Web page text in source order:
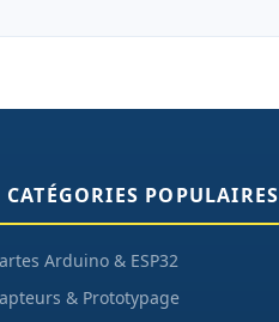
CATÉGORIES POPULAIRES
Arduino & ESP32
& Prototypage